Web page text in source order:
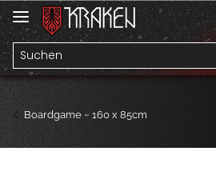
Boardgame ~ 160 x 85cm